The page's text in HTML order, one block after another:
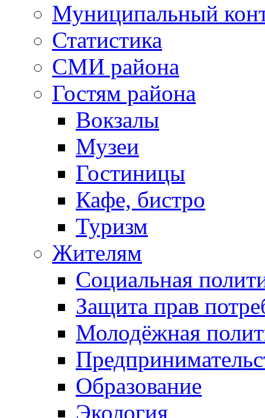
Муниципальный
Статистика
СМИ района
Гостям района
Вокзалы
Музеи
Гостиницы
Кафе, бистро
Туризм
Жителям
Социальная
Защита прав
Молодёжная
Образование
Экология